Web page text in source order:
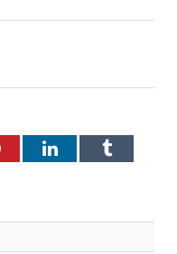
PinterestLinkedInTumblr